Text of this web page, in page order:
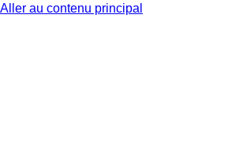
Aller au contenu principal